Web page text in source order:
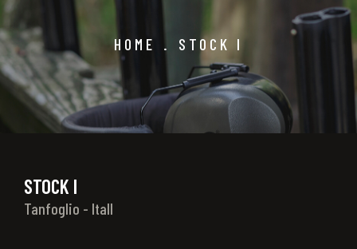
HOME . STOCK I
STOCK I
Tanfoglio - ItalI